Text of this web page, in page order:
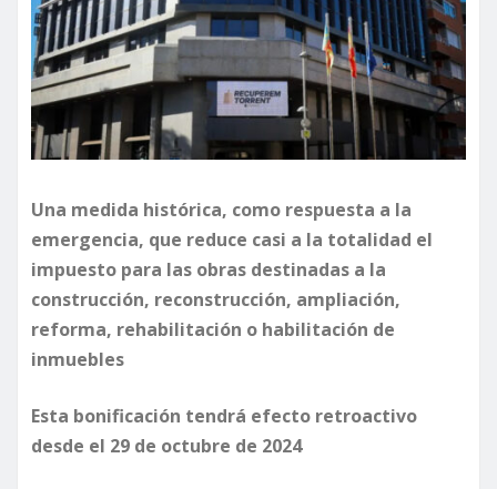
Una medida histórica, como respuesta a la
emergencia, que reduce casi a la totalidad el
impuesto para las obras destinadas a la
construcción, reconstrucción, ampliación,
reforma, rehabilitación o habilitación de
inmuebles
Esta bonificación tendrá efecto retroactivo
desde el 29 de octubre de 2024